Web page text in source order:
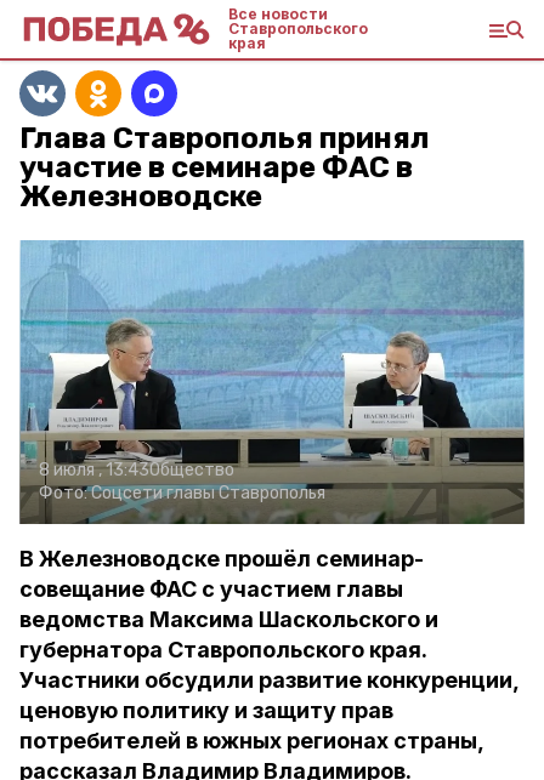
Все новости
Ставропольского
края
Глава Ставрополья принял
участие в семинаре ФАС в
Железноводске
8 июля , 13:43Общество
Фото:Соцсети главы Ставрополья
В Железноводске прошёл семинар-
совещание ФАС с участием главы
ведомства Максима Шаскольского и
губернатора Ставропольского края.
Участники обсудили развитие конкуренции,
ценовую политику и защиту прав
потребителей в южных регионах страны,
рассказал Владимир Владимиров.